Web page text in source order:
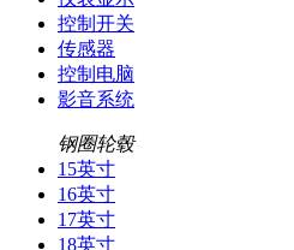
控制开关
传感器
控制电脑
影音系统
钢圈轮毂
15英寸
16英寸
17英寸
18英寸